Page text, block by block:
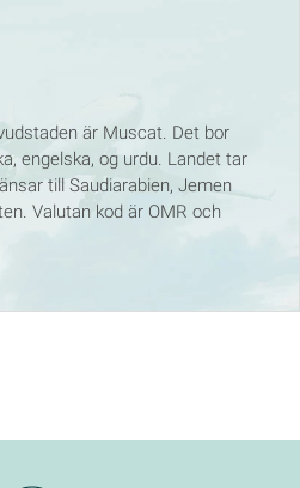
är Muscat. Det bor
engelska, og urdu. Landet tar
till Saudiarabien, Jemen
Valutan kod är OMR och